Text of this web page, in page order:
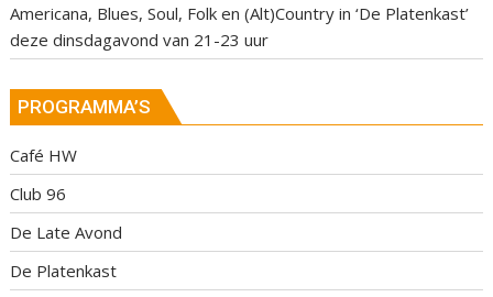
Americana, Blues, Soul, Folk en (Alt)Country in ‘De Platenkast’
deze dinsdagavond van 21-23 uur
PROGRAMMA’S
Café HW
Club 96
De Late Avond
De Platenkast